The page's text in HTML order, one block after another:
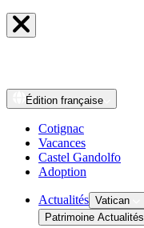
Édition française
Cotignac
Vacances
Castel Gandolfo
Adoption
Actualités Vatican
Patrimoine Actualités